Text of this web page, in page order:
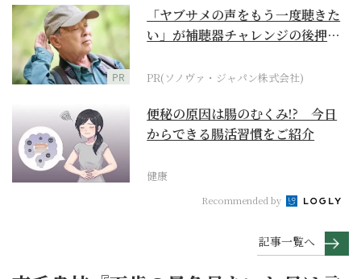
PR
「ヤブサメの声をもう一度聴きた
い」が補聴器チャレンジの後押し
PR(ソノヴァ・ジャパン株式会社)
便秘の原因は腸のむくみ!? 今日
からできる腸活習慣をご紹介
健康
Recommended by
記事一覧へ